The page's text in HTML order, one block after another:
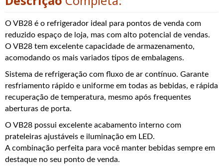
O VB28 é o refrigerador ideal para pontos de venda com
reduzido espaço de loja, mas com alto potencial de vendas.
O VB28 tem excelente capacidade de armazenamento,
acomodando os mais variados tipos de embalagens.
Sistema de refrigeração com fluxo de ar contínuo. Garante
resfriamento rápido e uniforme em todas as bebidas, e rápida
recuperação de temperatura, mesmo após frequentes
aberturas de porta.
O VB28 possui excelente acabamento interno com
prateleiras ajustáveis e iluminação em LED.
A combinação perfeita para você manter bebidas sempre em
destaque no seu ponto de venda.